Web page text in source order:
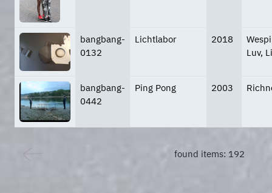
bangbang-
0132
Lichtlabor 2018
Luv,
bangbang-
0442
Ping Pong 2003
found items: 192